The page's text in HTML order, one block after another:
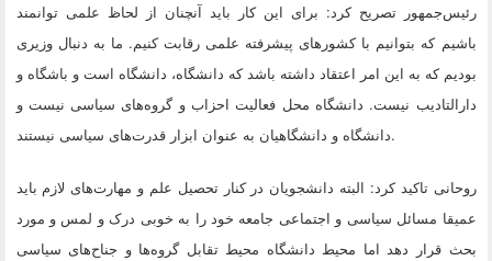
رئیس‌جمهور تصریح کرد: برای این کار باید آنچنان از لحاظ علمی توانمند
باشیم که بتوانیم با کشورهای پیشرفته علمی رقابت کنیم. ما به دنبال وزیری
بودیم که به این امر اعتقاد داشته باشد که دانشگاه، دانشگاه است و باشگاه و
دارالتادیب نیست. دانشگاه محل فعالیت احزاب و گروه‌های سیاسی نیست و
دانشگاه و دانشگاهیان به عنوان ابزار قدرت‌های سیاسی نیستند.
روحانی تاکید کرد: البته دانشجویان در کنار تحصیل علم و مهارت‌های لازم باید
عمیقا مسائل سیاسی و اجتماعی جامعه خود را به خوبی درک و لمس و مورد
بحث قرار دهد اما محیط دانشگاه محیط تقابل گروه‌ها و جناح‌های سیاسی